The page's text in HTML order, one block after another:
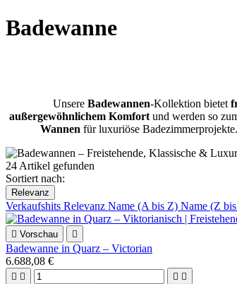
Badewanne
Unsere Badewannen-Kollektion bietet
außergewöhnlichem Komfort und werden so
Wannen für luxuriöse
24 Artikel gefunden
Sortiert nach:
Relevanz
Verkaufshits Relevanz Name (A bis Z) Name (Z
 Vorschau 
Badewanne in Quarz – Victorian
6.688,08 €
   